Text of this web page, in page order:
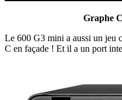
Graphe
Le 600 G3 mini a aussi un jeu
C en façade ! Et il a un port